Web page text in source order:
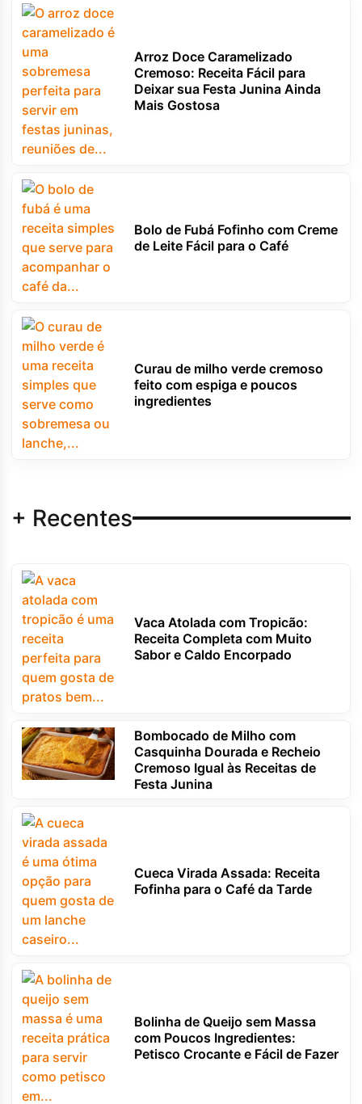
Arroz Doce Caramelizado
Cremoso: Receita Fácil para
Deixar sua Festa Junina Ainda
Mais Gostosa
Bolo de Fubá Fofinho com Creme
de Leite Fácil para o Café
Curau de milho verde cremoso
feito com espiga e poucos
ingredientes
+ Recentes
Vaca Atolada com Tropicão:
Receita Completa com Muito
Sabor e Caldo Encorpado
Bombocado de Milho com
Casquinha Dourada e Recheio
Cremoso Igual às Receitas de
Festa Junina
Cueca Virada Assada: Receita
Fofinha para o Café da Tarde
Bolinha de Queijo sem Massa
com Poucos Ingredientes:
Petisco Crocante e Fácil de Fazer